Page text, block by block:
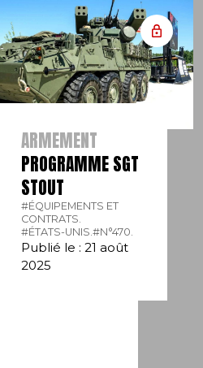
ARMEMENT
PROGRAMME SGT
STOUT
#ÉQUIPEMENTS ET
CONTRATS.
#ÉTATS-UNIS. #N°470.
Publié le : 21 août
2025